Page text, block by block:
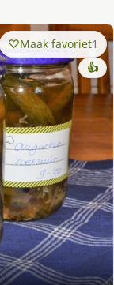
Maak favoriet1
👍